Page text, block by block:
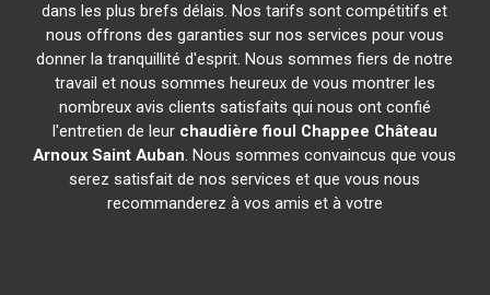
dans les plus brefs délais. Nos tarifs sont compétitifs et
nous offrons des garanties sur nos services pour vous
donner la tranquillité d'esprit. Nous sommes fiers de notre
travail et nous sommes heureux de vous montrer les
nombreux avis clients satisfaits qui nous ont confié
l'entretien de leur chaudière fioul Chappee Château
Arnoux Saint Auban. Nous sommes convaincus que vous
serez satisfait de nos services et que vous nous
recommanderez à vos amis et à votre